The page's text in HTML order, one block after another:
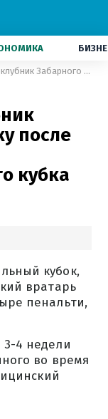
Российский одноклубник Забарного сломал руку после выигрыша Межконтинентального кубка
после
кубка
кубок,
вратарь
пенальти,
4 недели
во время